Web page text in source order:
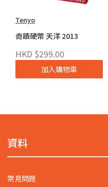
Tenyo
奇蹟硬幣 天洋 2013
HKD $299.00
加入購物車
資料
常見問題